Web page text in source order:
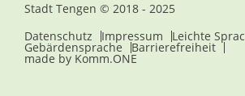
Stadt Tengen © 2018 - 2025
Datenschutz
Impressum Leichte
Gebärdensprache Barrierefreiheit
made by Komm.ONE